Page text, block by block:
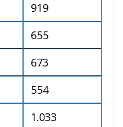
919
655
673
554
1.033